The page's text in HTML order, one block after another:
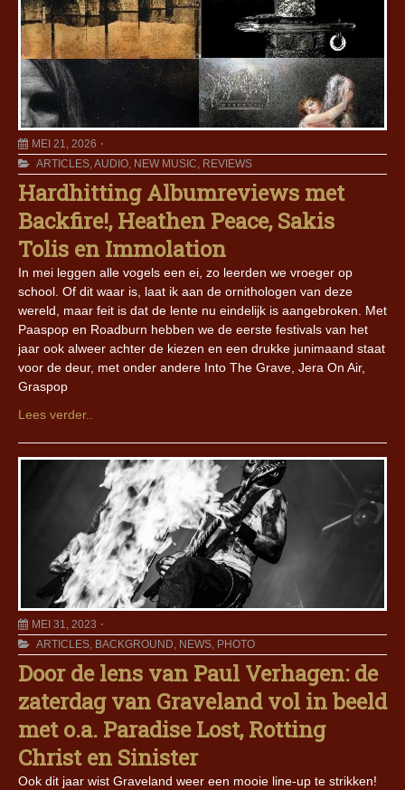
MEI 21, 2026
ARTICLES,AUDIO, NEW MUSIC, REVIEWS
Hardhitting Albumreviews met
Backfire!, Heathen Peace, Sakis
Tolis en Immolation
In mei leggen alle vogels een ei, zo leerden we vroeger op
school. Of dit waar is, laat ik aan de ornithologen van deze
wereld, maar feit is dat de lente nu eindelijk is aangebroken. Met
Paaspop en Roadburn hebben we de eerste festivals van het
jaar ook alweer achter de kiezen en een drukke junimaand staat
voor de deur, met onder andere Into The Grave, Jera On Air,
Graspop
Lees verder..
MEI 31, 2023
ARTICLES, BACKGROUND, NEWS, PHOTO
Door de lens van Paul Verhagen: de
zaterdag van Graveland vol in beeld
met o.a. Paradise Lost, Rotting
Christ en Sinister
Ook dit jaar wist Graveland weer een mooie line-up te strikken!